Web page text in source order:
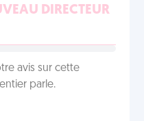
DIRECTEUR
avis sur cette
parle.